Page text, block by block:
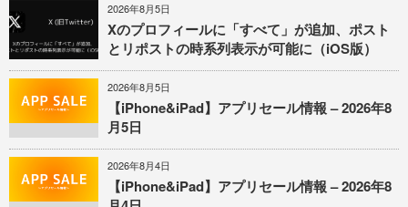
2026年8月5日
Xのプロフィールに「すべて」が追加、ポスト
とリポストの時系列表示が可能に（iOS版）
2026年8月5日
【iPhone&iPad】アプリセール情報 – 2026年8
月5日
2026年8月4日
【iPhone&iPad】アプリセール情報 – 2026年8